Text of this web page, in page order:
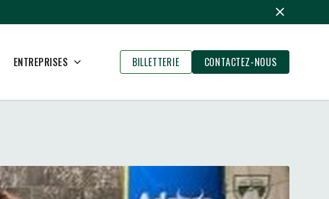
ENTREPRISES BILLETTERIE CONTACTEZ-NOUS